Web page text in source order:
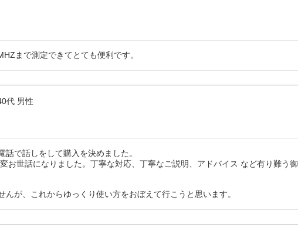
まで測定できてとても便利です。
代 男性
で話しをして購入を決めました。
お世話になりました。丁寧な対応、丁寧なご説明、アドバイス など有り難う御
が、これからゆっくり使い方をおぼえて行こうと思います。